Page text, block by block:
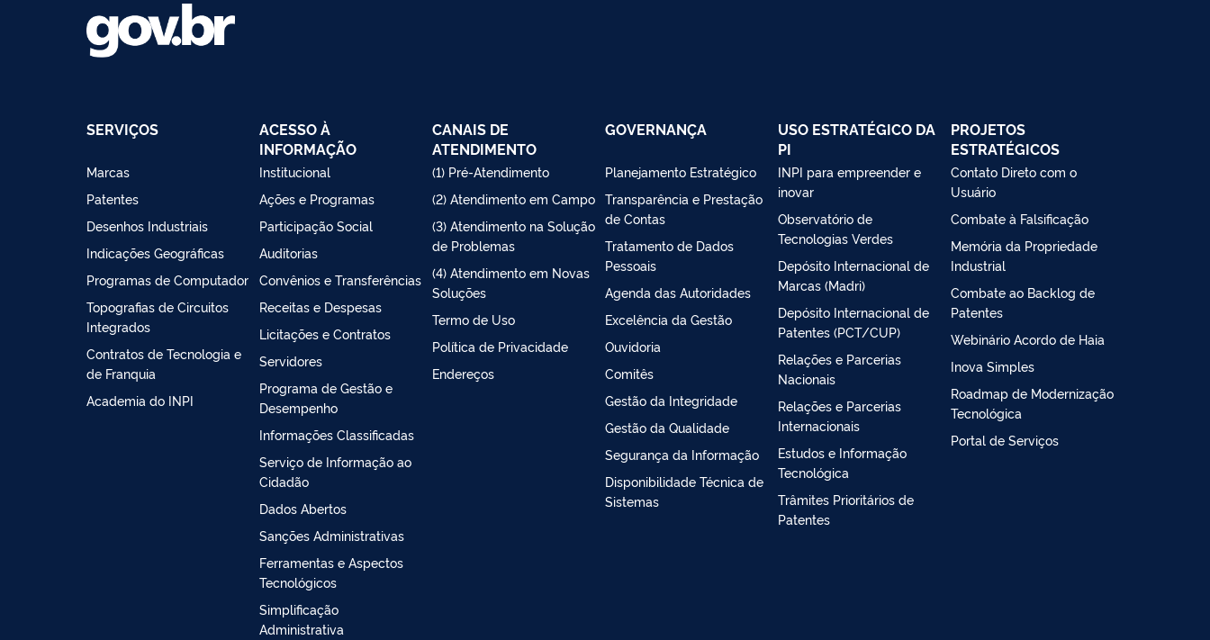
SERVIÇOS
Marcas
Patentes
Desenhos Industriais
Indicações Geográficas
Programas de Computador
Topografias de Circuitos
Integrados
Contratos de Tecnologia e
de Franquia
Academia do INPI
ACESSO À
INFORMAÇÃO
Institucional
Ações e Programas
Participação Social
Auditorias
Convênios e Transferências
Receitas e Despesas
Licitações e Contratos
Servidores
Programa de Gestão e
Desempenho
Informações Classificadas
Serviço de Informação ao
Cidadão
Dados Abertos
Sanções Administrativas
Ferramentas e Aspectos
Tecnológicos
Simplificação
Administrativa
CANAIS DE
ATENDIMENTO
(1) Pré-Atendimento
(2) Atendimento em Campo
(3) Atendimento na Solução
de Problemas
(4) Atendimento em Novas
Soluções
Termo de Uso
Política de Privacidade
Endereços
GOVERNANÇA
Planejamento Estratégico
Transparência e Prestação
de Contas
Tratamento de Dados
Pessoais
Agenda das Autoridades
Excelência da Gestão
Ouvidoria
Comitês
Gestão da Integridade
Gestão da Qualidade
Segurança da Informação
Disponibilidade Técnica de
Sistemas
USO ESTRATÉGICO DA
PI
INPI para empreender e
inovar
Observatório de
Tecnologias Verdes
Depósito Internacional de
Marcas (Madri)
Depósito Internacional de
Patentes (PCT/CUP)
Relações e Parcerias
Nacionais
Relações e Parcerias
Internacionais
Estudos e Informação
Tecnológica
Trâmites Prioritários de
Patentes
PROJETOS
ESTRATÉGICOS
Contato Direto com o
Usuário
Combate à Falsificação
Memória da Propriedade
Industrial
Combate ao Backlog de
Patentes
Webinário Acordo de Haia
Inova Simples
Roadmap de Modernização
Tecnológica
Portal de Serviços